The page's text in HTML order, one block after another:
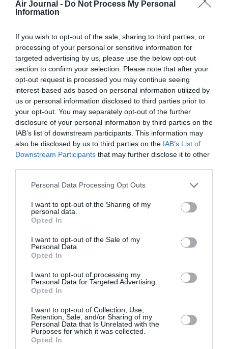
Air Journal - Do Not Process My Personal
Information
If you wish to opt-out of the sale, sharing to third parties, or
processing of your personal or sensitive information for
targeted advertising by us, please use the below opt-out
section to confirm your selection. Please note that after your
opt-out request is processed you may continue seeing
interest-based ads based on personal information utilized by
us or personal information disclosed to third parties prior to
your opt-out. You may separately opt-out of the further
disclosure of your personal information by third parties on the
IAB’s list of downstream participants. This information may
also be disclosed by us to third parties on the IAB’s List of
Downstream Participants that may further disclose it to other
Personal Data Processing Opt Outs
I want to opt-out of the Sharing of my
personal data.
Opted In
I want to opt-out of the Sale of my
Personal Data.
Opted In
I want to opt-out of processing my
Personal Data for Targeted Advertising.
Opted In
I want to opt-out of Collection, Use,
Retention, Sale, and/or Sharing of my
Personal Data that Is Unrelated with the
Purposes for which it was collected.
Opted In
PARTAGER L'ARTICLE
FacebookTwitterPinterestLinkedInEmail Print
Aucun commentaire !
LAISSER UN COMMENTAIRE
FAIRE UN DON
Soutenez Air Journal participez
à son
DERNIERS COMMENTAIRES